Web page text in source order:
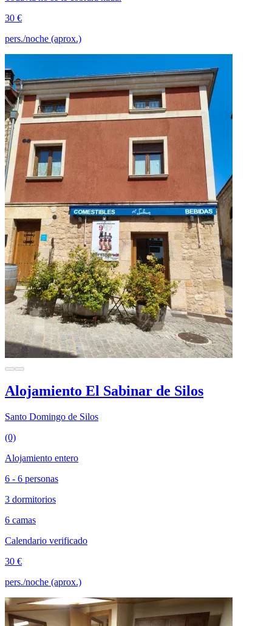
30 €
pers./noche (aprox.)
Alojamiento El Sabinar de Silos
Santo Domingo de Silos
(0)
Alojamiento entero
6 - 6 personas
3 dormitorios
6 camas
Calendario verificado
30 €
pers./noche (aprox.)